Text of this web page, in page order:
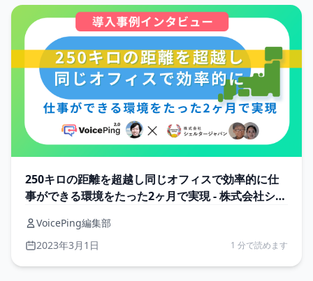
250キロの距離を超越し同じオフィスで効率的に仕
事ができる環境をたった2ヶ月で実現 - 株式会社シェ
VoicePing編集部
2023年3月1日
1 分で読めます